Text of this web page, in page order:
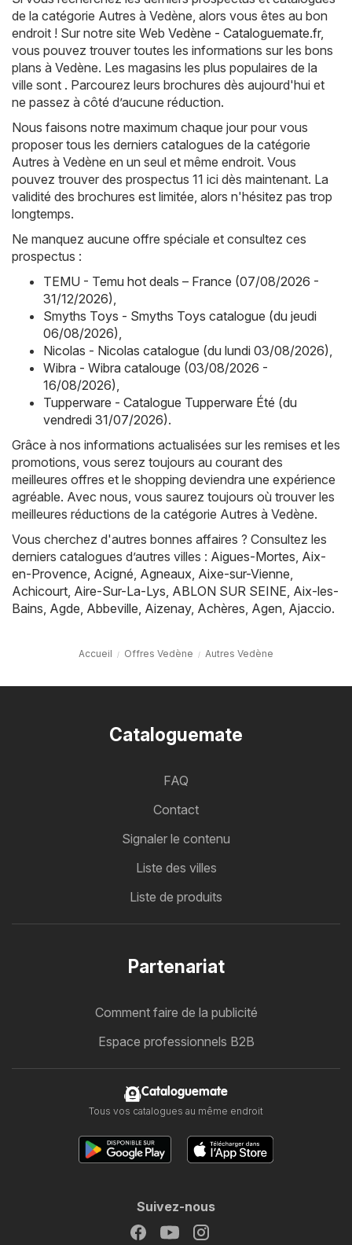
de la catégorie Autres à Vedène, alors vous êtes au bon
endroit ! Sur notre site Web Vedène - Cataloguemate.fr,
vous pouvez trouver toutes les informations sur les bons
plans à Vedène. Les magasins les plus populaires de la
ville sont . Parcourez leurs brochures dès aujourd'hui et
ne passez à côté d’aucune réduction.
Nous faisons notre maximum chaque jour pour vous
proposer tous les derniers catalogues de la catégorie
Autres à Vedène en un seul et même endroit. Vous
pouvez trouver des prospectus 11 ici dès maintenant. La
validité des brochures est limitée, alors n'hésitez pas trop
longtemps.
Ne manquez aucune offre spéciale et consultez ces
prospectus :
TEMU - Temu hot deals – France (07/08/2026 -
31/12/2026),
Smyths Toys - Smyths Toys catalogue (du jeudi
06/08/2026),
Nicolas - Nicolas catalogue (du lundi 03/08/2026),
Wibra - Wibra catalouge (03/08/2026 -
16/08/2026),
Tupperware - Catalogue Tupperware Été (du
vendredi 31/07/2026).
Grâce à nos informations actualisées sur les remises et les
promotions, vous serez toujours au courant des
meilleures offres et le shopping deviendra une expérience
agréable. Avec nous, vous saurez toujours où trouver les
meilleures réductions de la catégorie Autres à Vedène.
Vous cherchez d'autres bonnes affaires ? Consultez les
derniers catalogues d’autres villes : Aigues-Mortes, Aix-
en-Provence, Acigné, Agneaux, Aixe-sur-Vienne,
Achicourt, Aire-Sur-La-Lys, ABLON SUR SEINE, Aix-les-
Bains, Agde, Abbeville, Aizenay, Achères, Agen, Ajaccio.
Accueil Offres Vedène Autres Vedène
Cataloguemate
FAQ
Contact
Signaler le contenu
Liste des villes
Liste de produits
Partenariat
Comment faire de la publicité
Espace professionnels B2B
Cataloguemate
Tous vos catalogues au même endroit
Suivez-nous